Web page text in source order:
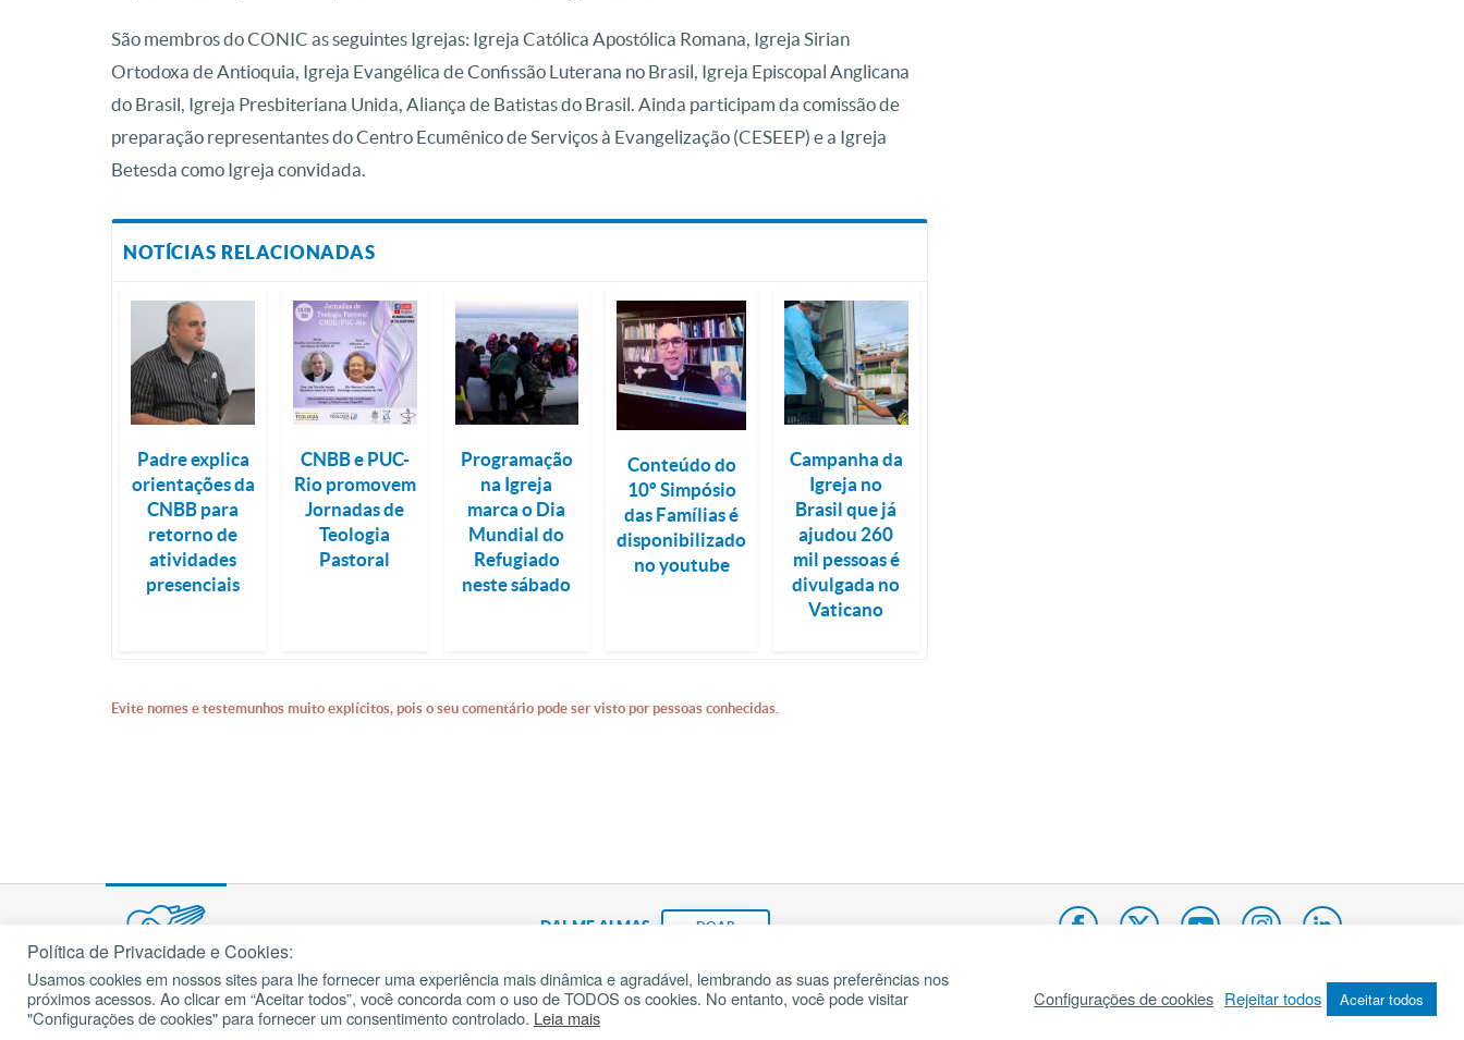
São membros do CONIC as seguintes Igrejas: Igreja Católica Apostólica Romana, Igreja Sirian
Ortodoxa de Antioquia, Igreja Evangélica de Confissão Luterana no Brasil, Igreja Episcopal Anglicana
do Brasil, Igreja Presbiteriana Unida, Aliança de Batistas do Brasil. Ainda participam da comissão de
preparação representantes do Centro Ecumênico de Serviços à Evangelização (CESEEP) e a Igreja
Betesda como Igreja convidada.
NOTÍCIAS RELACIONADAS
Padre explica
orientações da
CNBB para
retorno de
atividades
presenciais
CNBB e PUC-
Rio promovem
Jornadas de
Teologia
Pastoral
Programação
na Igreja
marca o Dia
Mundial do
Refugiado
neste sábado
Conteúdo do
10º Simpósio
das Famílias é
disponibilizado
no youtube
Campanha da
Igreja no
Brasil que já
ajudou 260
mil pessoas é
divulgada no
Vaticano
Evite nomes e testemunhos muito explícitos, pois o seu comentário pode ser visto por pessoas conhecidas.
DAI-ME ALMAS DOAR
Fundação João Paulo II Pedido de Oração Mapa do site Internacional
cancaonova.com© 2002 – 2026
Todos os direitos reservados.
Política de Privacidade e Cookies:
Usamos cookies em nossos sites para lhe fornecer uma experiência mais dinâmica e agradável, lembrando as suas preferências nos
próximos acessos. Ao clicar em “Aceitar todos”, você concorda com o uso de TODOS os cookies. No entanto, você pode visitar
"Configurações de cookies" para fornecer um consentimento controlado. Leia mais
Configurações de cookies Rejeitar todos Aceitar todos